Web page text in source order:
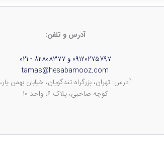
آدرس و تلفن:
۰۹۱۲۰۲۷۵۷۹۷ و ۸۲۸۰۸۳۷۷ - ۰۲۱
tamas@hesabamooz.com
آدرس: تهران، بزرگراه تندگویان، خیابان بهمن یار،
کوچه صاحبی، پلاک ۶، واحد ۱۰